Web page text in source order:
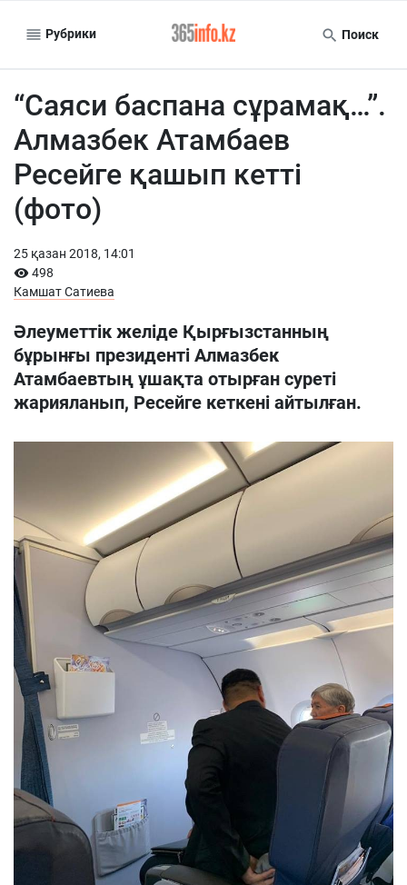
Рубрики Поиск
“Саяси баспана сұрамақ…”.
Алмазбек Атамбаев
Ресейге қашып кетті
(фото)
25 қазан 2018, 14:01
498
Камшат Сатиева
Әлеуметтік желіде Қырғызстанның
бұрынғы президенті Алмазбек
Атамбаевтың ұшақта отырған суреті
жарияланып, Ресейге кеткені айтылған.